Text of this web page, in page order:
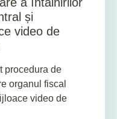
și
video de
procedura de
organul fiscal
video de